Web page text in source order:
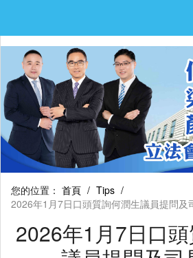
您的位置： 首頁 / Tips /
2026年1月7日口頭質詢何潤生議員提問及
2026年1月7日口